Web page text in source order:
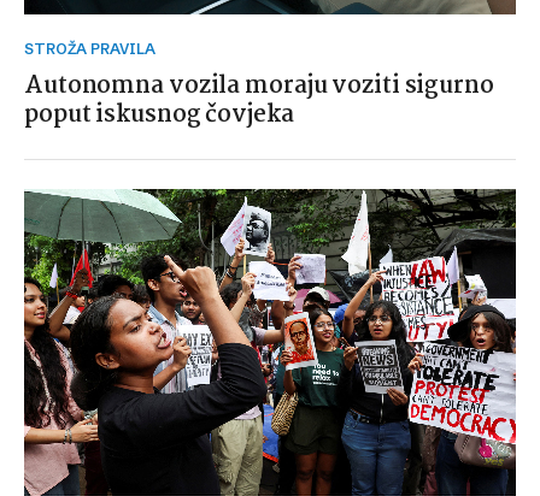
STROŽA PRAVILA
Autonomna vozila moraju voziti sigurno
poput iskusnog čovjeka